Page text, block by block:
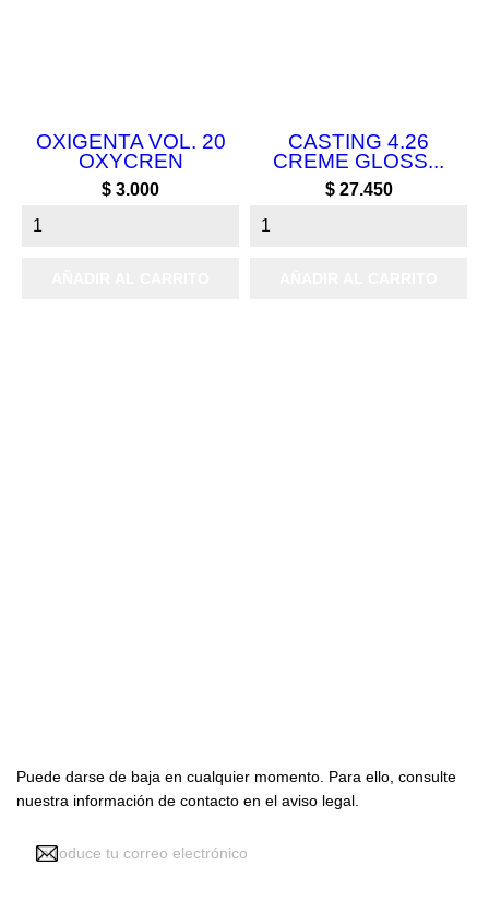
OXIGENTA VOL. 20
OXYCREN
Precio
$ 3.000
CASTING 4.26
CREME GLOSS...
Precio
$ 27.450
Puede darse de baja en cualquier momento. Para ello, consulte
nuestra información de contacto en el aviso legal.